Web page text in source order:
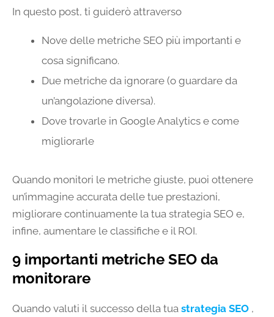
In questo post, ti guiderò attraverso
Nove delle metriche SEO più importanti e
cosa significano.
Due metriche da ignorare (o guardare da
un’angolazione diversa).
Dove trovarle in Google Analytics e come
migliorarle
Quando monitori le metriche giuste, puoi ottenere
un’immagine accurata delle tue prestazioni,
migliorare continuamente la tua strategia SEO e,
infine, aumentare le classifiche e il ROI.
9 importanti metriche SEO da
monitorare
Quando valuti il successo della tua strategia SEO ,